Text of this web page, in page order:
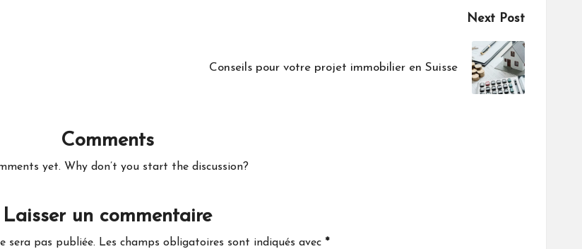
Next Post
Conseils pour votre projet immobilier en Suisse
Comments
yet. Why don’t you start the discussion?
Laisser un commentaire
sera pas publiée. Les champs obligatoires sont indiqués avec *